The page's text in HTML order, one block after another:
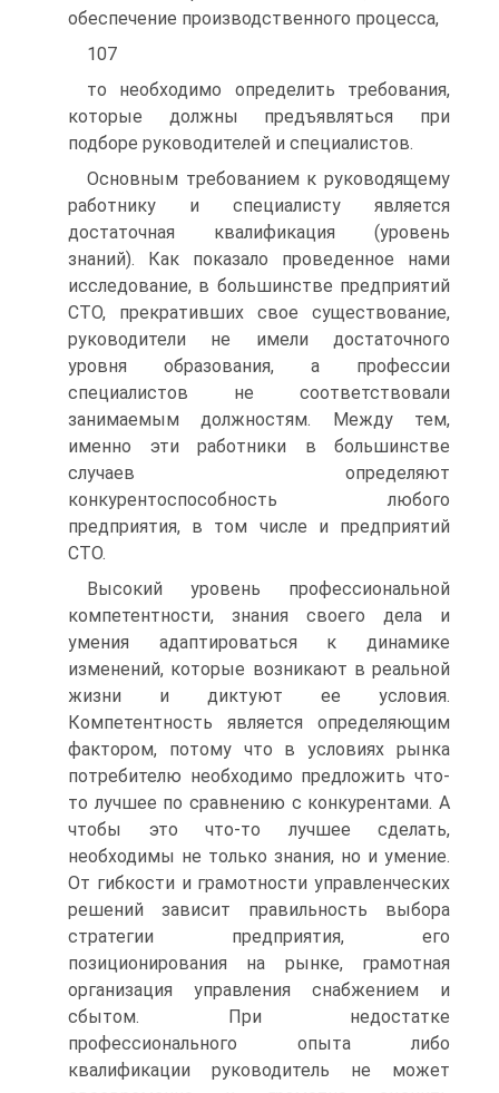
обеспечение производственного процесса,
107
то необходимо определить требования,
которые должны предъявляться при
подборе руководителей и специалистов.
Основным требованием к руководящему
работнику и специалисту является
достаточная квалификация (уровень
знаний). Как показало проведенное нами
исследование, в большинстве предприятий
СТО, прекративших свое существование,
руководители не имели достаточного
уровня образования, а профессии
специалистов не соответствовали
занимаемым должностям. Между тем,
именно эти работники в большинстве
случаев определяют
конкурентоспособность любого
предприятия, в том числе и предприятий
СТО.
Высокий уровень профессиональной
компетентности, знания своего дела и
умения адаптироваться к динамике
изменений, которые возникают в реальной
жизни и диктуют ее условия.
Компетентность является определяющим
фактором, потому что в условиях рынка
потребителю необходимо предложить что-
то лучшее по сравнению с конкурентами. А
чтобы это что-то лучшее сделать,
необходимы не только знания, но и умение.
От гибкости и грамотности управленческих
решений зависит правильность выбора
стратегии предприятия, его
позиционирования на рынке, грамотная
организация управления снабжением и
сбытом. При недостатке
профессионального опыта либо
квалификации руководитель не может